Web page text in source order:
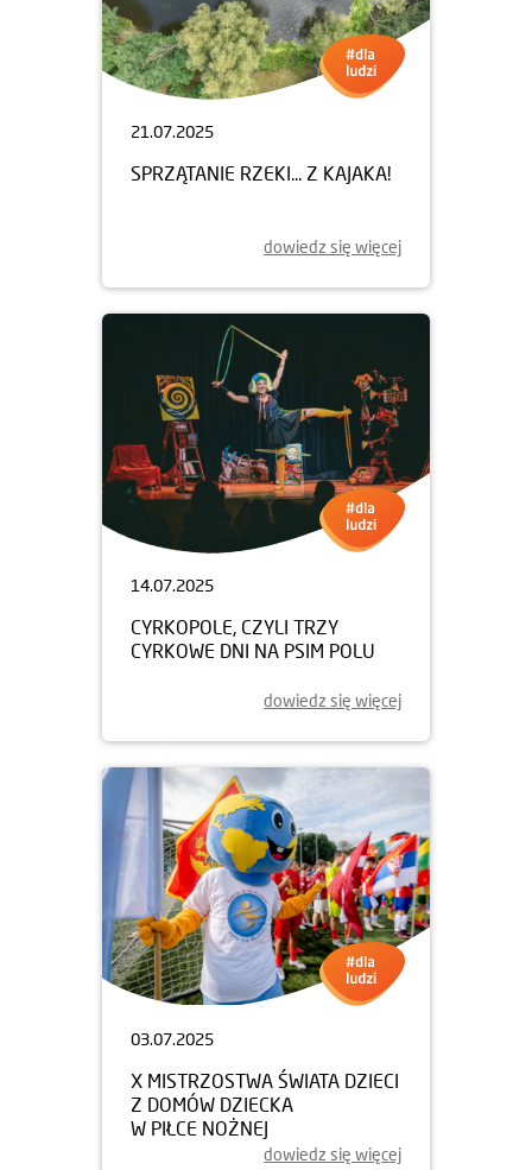
21.07.2025
SPRZĄTANIE RZEKI... Z KAJAKA!
dowiedz się więcej
14.07.2025
CYRKOPOLE, CZYLI TRZY
CYRKOWE DNI NA PSIM POLU
dowiedz się więcej
03.07.2025
X MISTRZOSTWA ŚWIATA DZIECI
Z DOMÓW DZIECKA
W PIŁCE NOŻNEJ
dowiedz się więcej